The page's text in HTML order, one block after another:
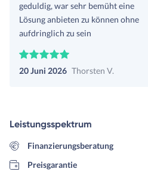
geduldig, war sehr bemüht eine
Lösung anbieten zu können ohne
aufdringlich zu sein
20 Juni 2026 Thorsten V.
Leistungsspektrum
Finanzierungsberatung
Preisgarantie